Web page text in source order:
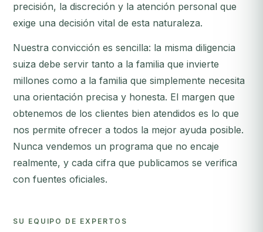
precisión, la discreción y la atención personal que
exige una decisión vital de esta naturaleza.
Nuestra convicción es sencilla: la misma diligencia
suiza debe servir tanto a la familia que invierte
millones como a la familia que simplemente necesita
una orientación precisa y honesta. El margen que
obtenemos de los clientes bien atendidos es lo que
nos permite ofrecer a todos la mejor ayuda posible.
Nunca vendemos un programa que no encaje
realmente, y cada cifra que publicamos se verifica
con fuentes oficiales.
SU EQUIPO DE EXPERTOS